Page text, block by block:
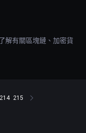
解有關區塊鏈、加密貨
214 215